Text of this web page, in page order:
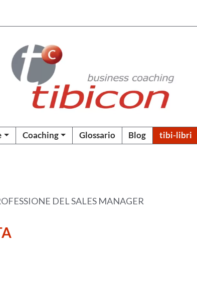
Coaching Glossario Blog tibi-libri
DEL SALES MANAGER